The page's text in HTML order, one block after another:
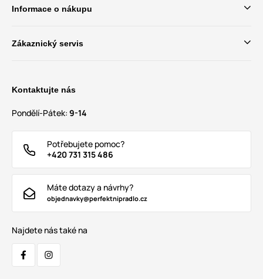
Informace o nákupu
Zákaznický servis
Kontaktujte nás
Pondělí-Pátek: 9-14
Potřebujete pomoc?
+420 731 315 486
Máte dotazy a návrhy?
objednavky@perfektnipradlo.cz
Najdete nás také na